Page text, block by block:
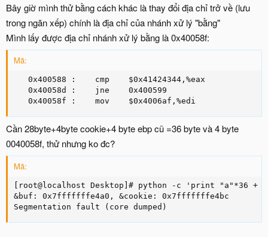
Bây giờ mình thử bằng cách khác là thay đổi địa chỉ trở về (lưu
trong ngăn xếp) chính là địa chỉ của nhánh xử lý "bằng"
Mình lấy được địa chỉ nhánh xử lý bằng là 0x40058f:
Mã:
   0x400588 :    cmp    $0x41424344,%eax
   0x40058d :    jne    0x400599
   0x40058f :    mov    $0x4006af,%edi
Cần 28byte+4byte cookie+4 byte ebp cũ =36 byte và 4 byte
0040058f, thử nhưng ko đc?
Mã:
[root@localhost Desktop]# python -c 'print "a"*36
&buf: 0x7fffffffe4a0, &cookie: 0x7fffffffe4bc
Segmentation fault (core dumped)